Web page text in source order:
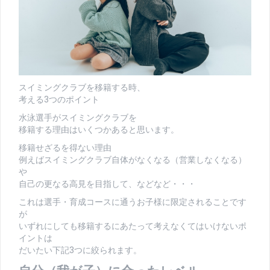
スイミングクラブを移籍する時、
考える3つのポイント
水泳選手がスイミングクラブを
移籍する理由はいくつかあると思います。
移籍せざるを得ない理由
例えばスイミングクラブ自体がなくなる（営業しなくなる）
や
自己の更なる高見を目指して、などなど・・・
これは選手・育成コースに通うお子様に限定されることです
が
いずれにしても移籍するにあたって考えなくてはいけないポ
イントは
だいたい下記3つに絞られます。